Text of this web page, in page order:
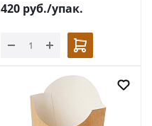
420 руб./упак.